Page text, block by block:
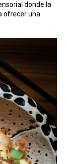
donde la
ofrecer una